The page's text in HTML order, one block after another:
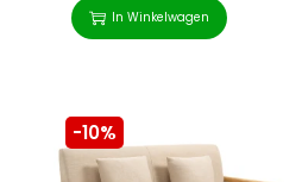
In Winkelwagen
-10%